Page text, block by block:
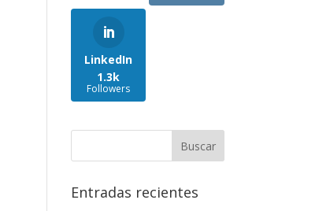
LinkedIn
1.3k
Followers
Entradas recientes